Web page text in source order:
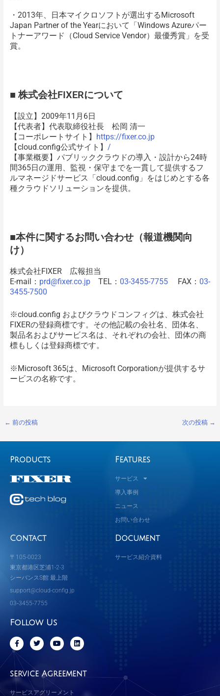
・2013年、日本マイクロソフトが選出するMicrosoft
Japan Partner of the Yearにおいて「Windows Azureパー
トナーアワード（Cloud Service Vendor）最優秀賞」を受
賞。
■ 株式会社FIXERについて
【設立】2009年11月6日
【代表者】代表取締役社長 松岡 清一
【コーポレートサイト】 https://fixer.co.jp
【cloud.config公式サイト】 /
【事業概要】パブリッククラウドの導入・設計から24時
間365日の運用、監視・保守までを一貫して提供するフ
ルマネージドサービス「cloud.config」をはじめとする各
種クラウドソリューションを提供。
■本件に関するお問い合わせ（報道機関向
け）
株式会社FIXER 広報担当
E-mail： prd@fixer.co.jpTEL： 03-3455-7755FAX： 03-
3455-7500
※cloud.config およびクラウドコンフィグは、株式会社
FIXERの登録商標です。その他記載の会社名、団体名、
製品名およびサービス名は、それぞれの会社、団体の商
標もしくは登録商標です。
※Microsoft 365は、Microsoft Corporationが提供するサ
ービスの名称です。
← 前の投稿 次の投稿 →
Products Features
サービス
導入事例
ニュース
お問い合わせ
Contact
〒105-0023
東京都港区芝浦1-2-3
シーバンスS館 最上階
support@cloud-config.jp
03‐3455-7755
Document
サービス紹介資料
Follow Us
F
a
c
e
o
o
-
T
w
i
e
Y
o
u
b
L
i
n
d
service Agreement
サービスアグリーメント